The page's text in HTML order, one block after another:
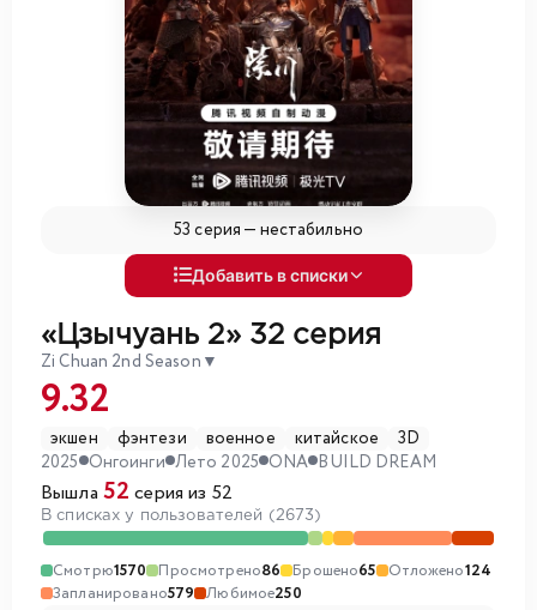
53 серия — нестабильно
Добавить в списки
«Цзычуань 2»32 серия
Zi Chuan 2nd Season ▼
9.32
экшен фэнтези военное китайское
3D
2025 Онгоинги Лето 2025 ONA BUILD DREAM
Вышла 52 серия из 52
В списках у пользователей (2673)
Смотрю1570 Просмотрено86 Брошено65 Отложено124
Запланировано579 Любимое250